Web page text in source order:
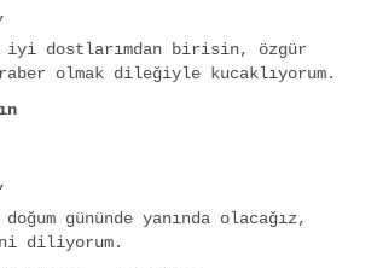
iyi dostlarımdan birisin, özgür
olmak dileğiyle kucaklıyorum.
gününde yanında olacağız,
diliyorum.